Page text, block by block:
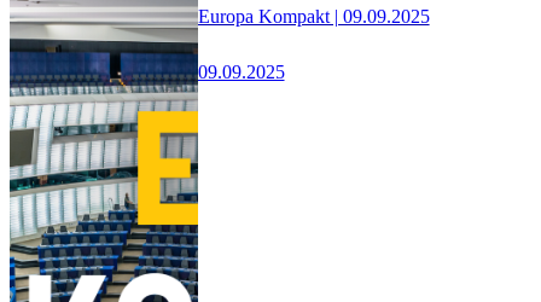
Europa Kompakt | 09.09.2025
09.09.2025